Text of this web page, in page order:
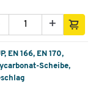
+
EN 166, EN 170,
Scheibe,